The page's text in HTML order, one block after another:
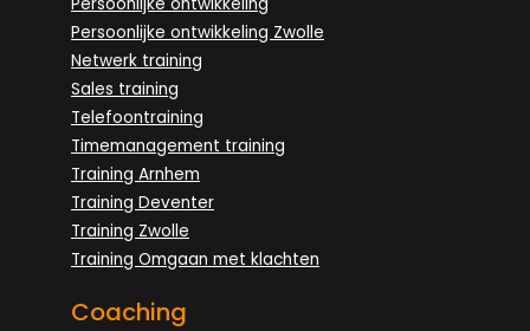
Persoonlijke ontwikkeling Zwolle
Netwerk training
Sales training
Telefoontraining
Timemanagement training
Training Arnhem
Training Deventer
Training Zwolle
Training Omgaan met klachten
Coaching